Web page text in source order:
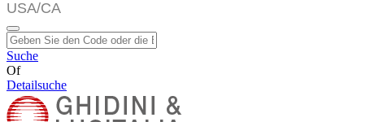
Suche
Of
Detailsuche